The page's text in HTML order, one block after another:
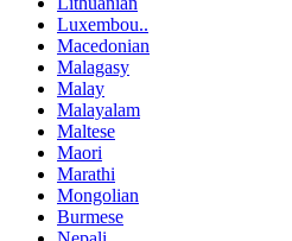
Luxembou..
Macedonian
Malagasy
Malay
Malayalam
Maltese
Maori
Marathi
Mongolian
Burmese